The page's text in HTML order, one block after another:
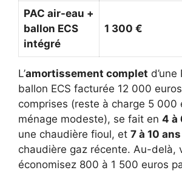
PAC air-eau +
ballon ECS
intégré
1 300 €
L’amortissement complet d’une
ballon ECS facturée 12 000
comprises (reste à charge 5 000
ménage modeste), se fait en 4 à
une chaudière fioul, et 7 à 10 ans
chaudière gaz récente. Au-delà,
économisez 800 à 1 500 euros